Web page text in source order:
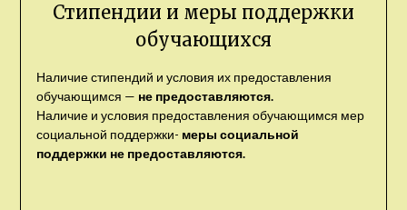
Стипендии и меры поддержки
обучающихся
Наличие стипендий и условия их предоставления
обучающимся — не предоставляются.
Наличие и условия предоставления обучающимся мер
социальной поддержки- меры социальной
поддержки не предоставляются.